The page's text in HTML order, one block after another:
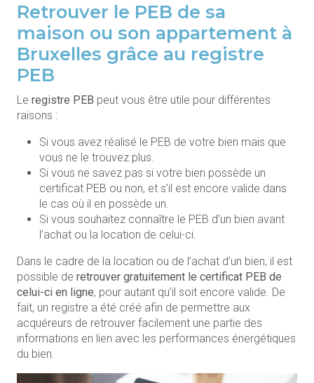
Retrouver le PEB de sa
maison ou son appartement à
Bruxelles grâce au registre
PEB
Le registre PEB peut vous être utile pour différentes
raisons :
Si vous avez réalisé le PEB de votre bien mais que
vous ne le trouvez plus.
Si vous ne savez pas si votre bien possède un
certificat PEB ou non, et s’il est encore valide dans
le cas où il en possède un.
Si vous souhaitez connaître le PEB d’un bien avant
l’achat ou la location de celui-ci.
Dans le cadre de la location ou de l’achat d’un bien, il est
possible de retrouver gratuitement le certificat PEB de
celui-ci en ligne, pour autant qu’il soit encore valide. De
fait, un registre a été créé afin de permettre aux
acquéreurs de retrouver facilement une partie des
informations en lien avec les performances énergétiques
du bien.